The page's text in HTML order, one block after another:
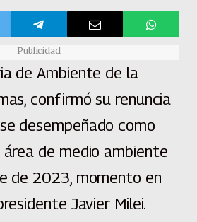
Publicidad
de Ambiente de la
confirmó su renuncia
desempeñado como
área de medio ambiente
de 2023, momento en
Javier Milei.